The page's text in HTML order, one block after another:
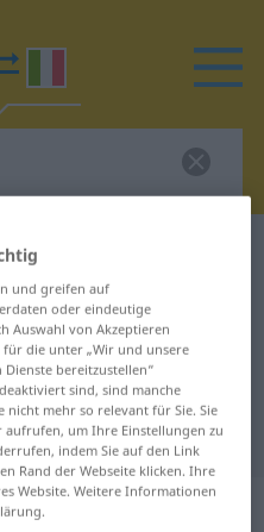
Übersetzung
und greifen auf
oder eindeutige
Auswahl von Akzeptieren
die unter „Wir und unsere
bereitzustellen“
sind, sind manche
mehr so relevant für Sie. Sie
aufrufen, um Ihre Einstellungen zu
indem Sie auf den Link
Rand der Webseite klicken. Ihre
Website. Weitere Informationen